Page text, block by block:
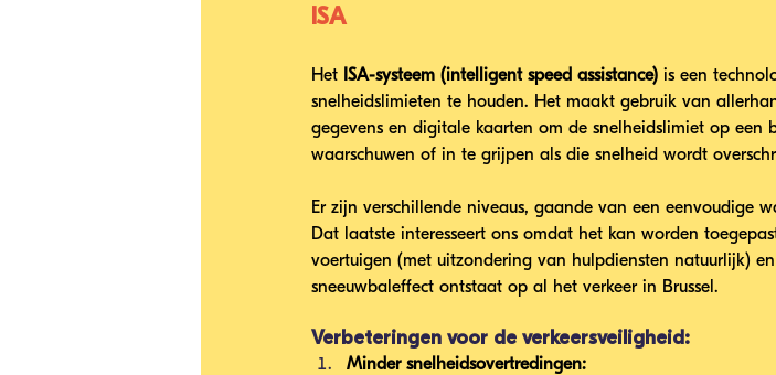
ISA
Het ISA-systeem (intelligent speed assistance) is een
snelheidslimieten te houden. Het maakt gebruik van
gegevens en digitale kaarten om de snelheidslimiet op een
waarschuwen of in te grijpen als die snelheid wordt
Er zijn verschillende niveaus, gaande van een eenvoudige
Dat laatste interesseert ons omdat het kan worden
voertuigen (met uitzondering van hulpdiensten natuurlijk)
sneeuwbaleffect ontstaat op al het verkeer in Brussel.
Verbeteringen voor de verkeersveiligheid:
Minder snelheidsovertredingen: